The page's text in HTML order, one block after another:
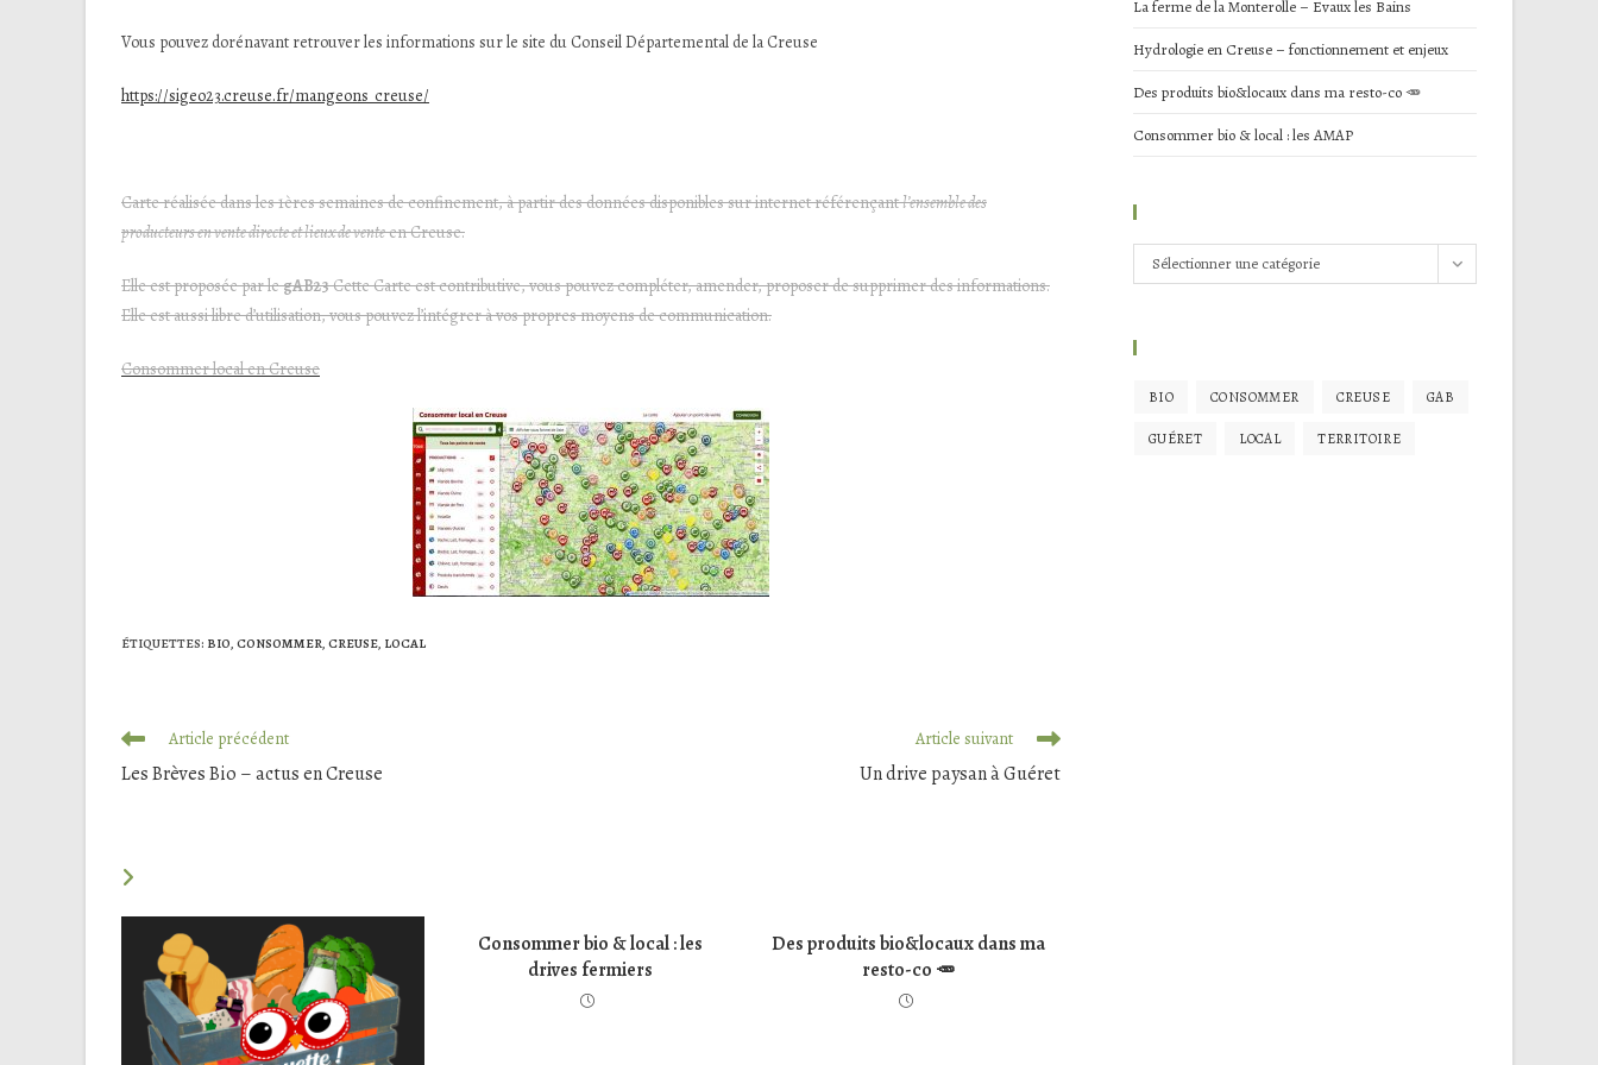
Vous pouvez dorénavant retrouver les informations sur le site du Conseil Départemental de la Creuse
https://sigeo23.creuse.fr/mangeons_creuse/
Carte réalisée dans les 1ères semaines de confinement, à partir des données disponibles sur internet référençantl’ensemble des
producteurs en vente directe et lieux de venteen Creuse.
Elle est proposée par legAB23Cette Carte est contributive, vous pouvez compléter, amender, proposer de supprimer des informations.
Elle est aussi libre d’utilisation, vous pouvez l’intégrer à vos propres moyens de communication.
Consommer local en Creuse
ÉTIQUETTES: BIO, CONSOMMER, CREUSE, LOCAL
Read
articles
Article précédent
Les Brèves Bio – actus en Creuse
Article suivant
Un drive paysan à Guéret
Consommer bio & local : les
drives fermiers
Des produits bio&locaux dans ma
resto-co 🥕
La ferme de la Monterolle – Evaux les Bains
Hydrologie en Creuse – fonctionnement et enjeux
Des produits bio&locaux dans ma resto-co 🥕
Consommer bio & local : les AMAP
Catégories
Sélectionner une catégorie
BIO CONSOMMER CREUSE GAB
GUÉRET LOCAL TERRITOIRE